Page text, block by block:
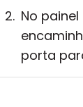
No
porta